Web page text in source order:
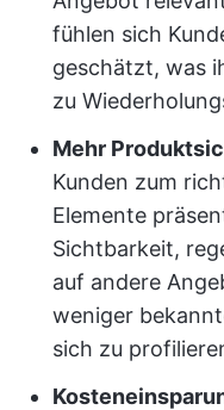
fühlen sich
geschätzt, was
zu
Mehr
Kunden zum
Elemente
Sichtbarkeit,
auf andere
weniger
sich zu